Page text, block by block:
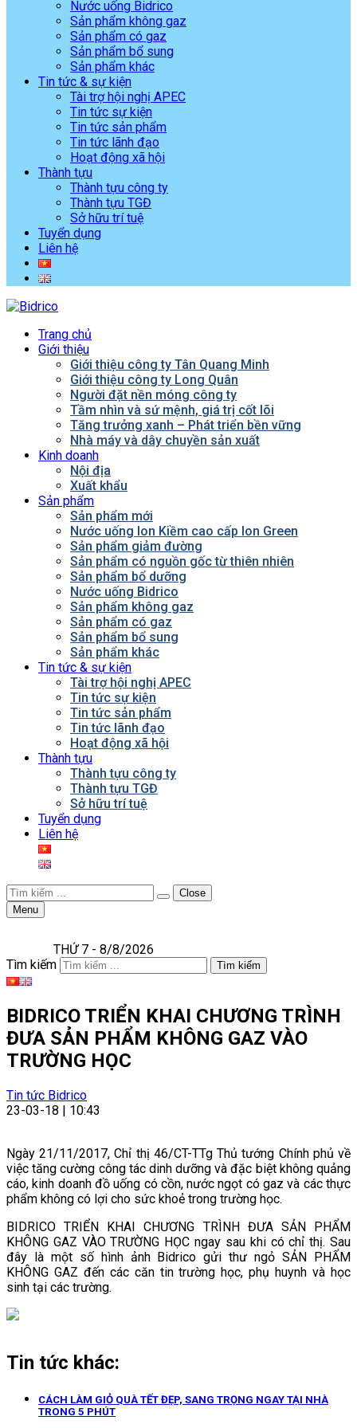
Nước uống Bidrico
Sản phẩm không gaz
Sản phẩm có gaz
Sản phẩm bổ sung
Sản phẩm khác
Tin tức & sự kiện
Tài trợ hội nghị APEC
Tin tức sự kiện
Tin tức sản phẩm
Tin tức lãnh đạo
Hoạt động xã hội
Thành tựu
Thành tựu công ty
Thành tựu TGĐ
Sở hữu trí tuệ
Tuyển dụng
Liên hệ
Trang chủ
Giới thiệu
Giới thiệu công ty Tân Quang Minh
Giới thiệu công ty Long Quân
Người đặt nền móng công ty
Tầm nhìn và sứ mệnh, giá trị cốt lõi
Tăng trưởng xanh – Phát triển bền vững
Nhà máy và dây chuyền sản xuất
Kinh doanh
Nội địa
Xuất khẩu
Sản phẩm
Sản phẩm mới
Nước uống Ion Kiềm cao cấp Ion Green
Sản phẩm giảm đường
Sản phẩm có nguồn gốc từ thiên nhiên
Sản phẩm bổ dưỡng
Nước uống Bidrico
Sản phẩm không gaz
Sản phẩm có gaz
Sản phẩm bổ sung
Sản phẩm khác
Tin tức & sự kiện
Tài trợ hội nghị APEC
Tin tức sự kiện
Tin tức sản phẩm
Tin tức lãnh đạo
Hoạt động xã hội
Thành tựu
Thành tựu công ty
Thành tựu TGĐ
Sở hữu trí tuệ
Tuyển dụng
Liên hệ
Close
Menu
THỨ 7 - 8/8/2026
Tìm kiếm
Tìm kiếm
BIDRICO TRIỂN KHAI CHƯƠNG TRÌNH
ĐƯA SẢN PHẨM KHÔNG GAZ VÀO
TRƯỜNG HỌC
Tin tức Bidrico
23-03-18 | 10:43
Ngày 21/11/2017, Chỉ thị 46/CT-TTg Thủ tướng Chính phủ về
việc tăng cường công tác dinh dưỡng và đặc biệt không quảng
cáo, kinh doanh đồ uống có cồn, nước ngọt có gaz và các thực
phẩm không có lợi cho sức khoẻ trong trường học.
BIDRICO TRIỂN KHAI CHƯƠNG TRÌNH ĐƯA SẢN PHẨM
KHÔNG GAZ VÀO TRƯỜNG HỌC ngay sau khi có chỉ thị. Sau
đây là một số hình ảnh Bidrico gửi thư ngỏ SẢN PHẨM
KHÔNG GAZ đến các căn tin trường học, phụ huynh và học
sinh tại các trường.
Tin tức khác:
CÁCH LÀM GIỎ QUÀ TẾT ĐẸP, SANG TRỌNG NGAY TẠI NHÀ
TRONG 5 PHÚT